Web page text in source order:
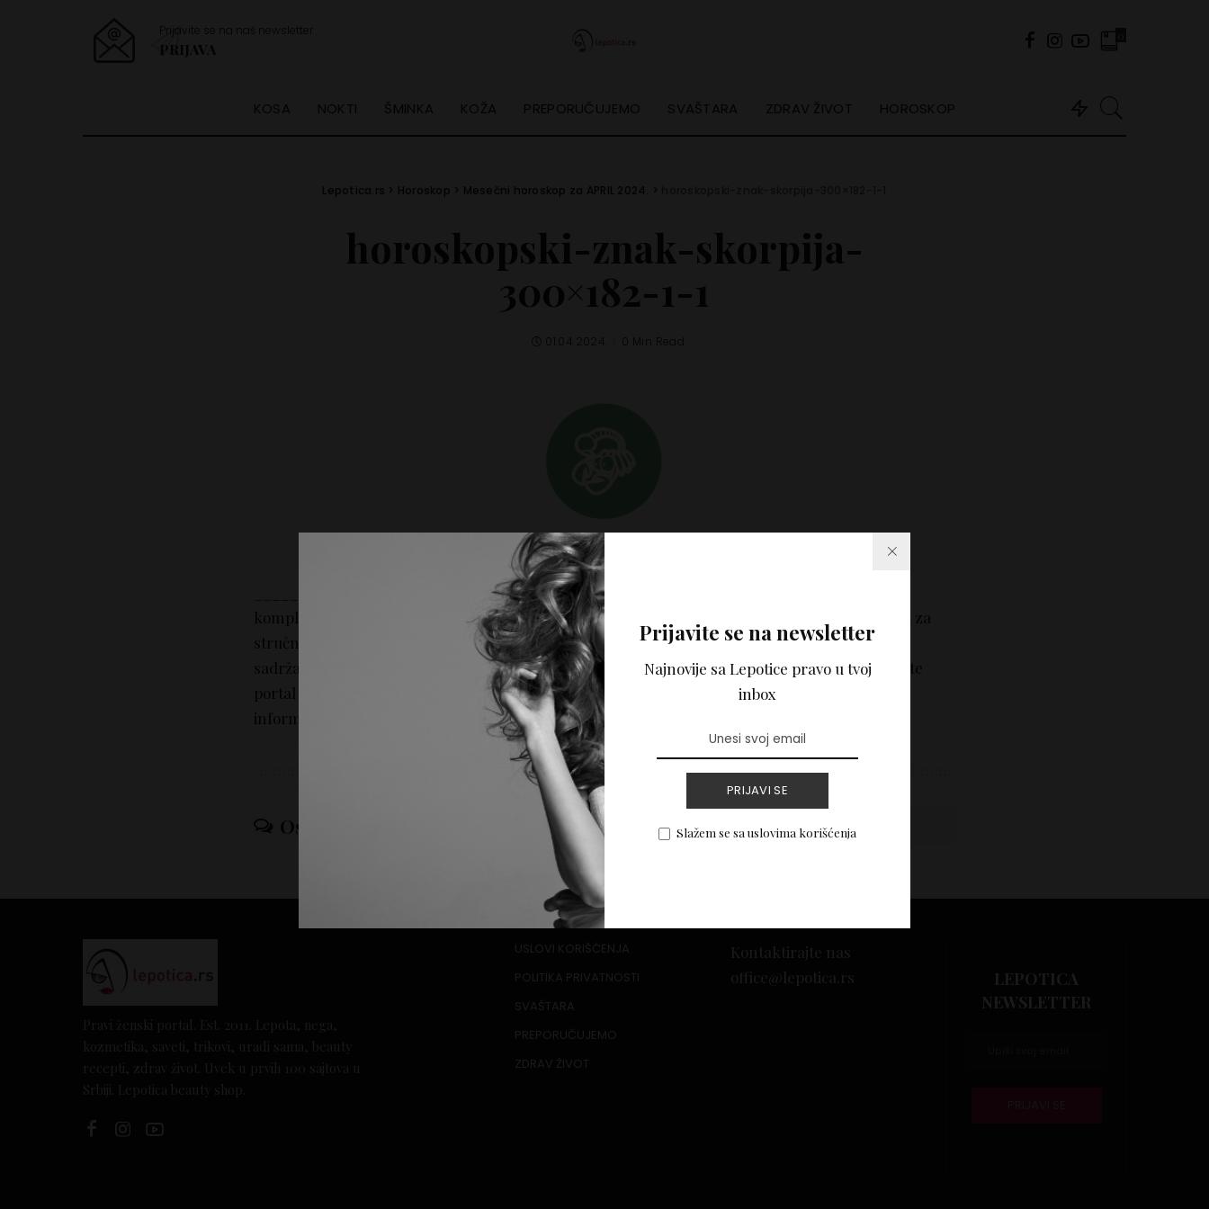
Prijavite se na newsletter
Najnovije sa Lepotice pravo u tvoj
inbox
PRIJAVI SE
Slažem se sa uslovima korišćenja
Prijavite se na naš newsletter
PRIJAVA
KOSA NOKTI ŠMINKA KOŽA PREPORUČUJEMO SVAŠTARA ZDRAV ŽIVOT HOROSKOP
Lepotica.rs > Horoskop > Mesečni horoskop za APRIL 2024. >
horoskopski-znak-skorpija-
300×182-1-1
01.04.2024.
_____________________________________________________________ Svi tekstovi i
kompletan sadržaj na portalu Lepotica.rs napisani su samo u informativne svrhe i nije zamena za
stručni savet. Portal Lepotica.rs ne pruža medicinske, psihološke niti bilo koje stručne savete i
sadržaj tekstova na portalu ne predstavlja mišljenje autora i nije zamena za stručno mišljenje, te
portal Lepotica.rs ne može preuzeti odgovornost za eventualnu štetu nastalu korišćenjem
informacija iz sadržaja tekstova.
Ostavi odgovor Vidi komentare
USLOVI KORIŠĆENJA
POLITIKA PRIVATNOSTI
SVAŠTARA
PREPORUČUJEMO
ZDRAV ŽIVOT
Kontaktirajte nas
office@lepotica.rs
LEPOTICA
NEWSLETTER